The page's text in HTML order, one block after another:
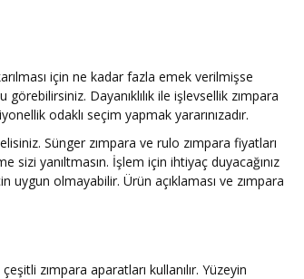
için ne kadar fazla emek verilmişse
Dayanıklılık ile işlevsellik zımpara
odaklı seçim yapmak yararınızadır.
Sünger zımpara ve rulo zımpara fiyatları
sizi yanıltmasın. İşlem için ihtiyaç duyacağınız
uygun olmayabilir. Ürün açıklaması ve zımpara
zımpara aparatları kullanılır. Yüzeyin